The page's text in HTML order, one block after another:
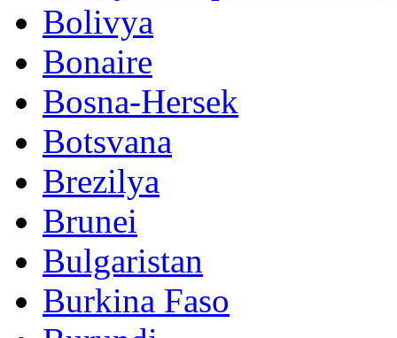
Bolivya
Bonaire
Bosna-Hersek
Botsvana
Brezilya
Brunei
Bulgaristan
Burkina Faso